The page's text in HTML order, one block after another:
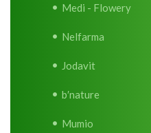
Medi - Flowery
Nelfarma
Jodavit
b′nature
Mumio